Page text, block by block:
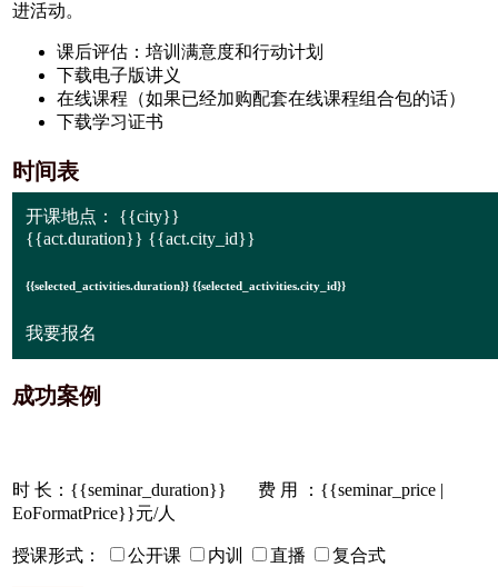
进活动。
课后评估：培训满意度和行动计划
下载电子版讲义
在线课程（如果已经加购配套在线课程组合包的话）
下载学习证书
时间表
开课地点： {{city}}
{{act.duration}} {{act.city_id}}
{{selected_activities.duration}} {{selected_activities.city_id}}
我要报名
成功案例
时 长： {{seminar_duration}}
费 用 ：{{seminar_price |
EoFormatPrice}}元/人
授课形式： 公开课 内训 直播 复合式